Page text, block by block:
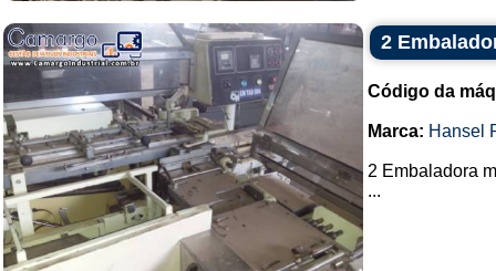
2
Código da
Marca: Hansel
2 Embaladora
...